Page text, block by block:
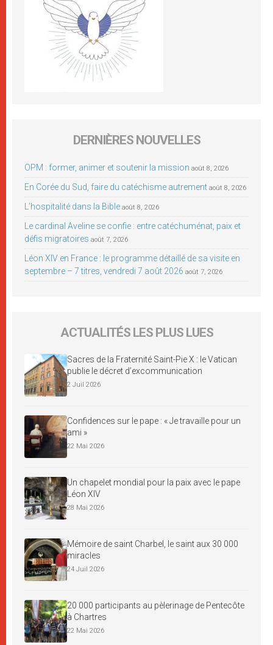
DERNIÈRES NOUVELLES
OPM : former, animer et soutenir la mission août 8, 2026
En Corée du Sud, faire du catéchisme autrement août 8, 2026
L’hospitalité dans la Bible août 8, 2026
Le cardinal Aveline se confie : entre catéchuménat, paix et
défis migratoires août 7, 2026
Léon XIV en France : le programme détaillé de sa visite en
septembre – 7 titres, vendredi 7 août 2026 août 7, 2026
ACTUALITÉS LES PLUS LUES
Sacres de la Fraternité Saint-Pie X : le Vatican
publie le décret d’excommunication
2 Juil 2026
Confidences sur le pape : « Je travaille pour un
ami »
22 Mai 2026
Un chapelet mondial pour la paix avec le pape
Léon XIV
28 Mai 2026
Mémoire de saint Charbel, le saint aux 30 000
miracles
24 Juil 2026
20 000 participants au pèlerinage de Pentecôte
à Chartres
22 Mai 2026